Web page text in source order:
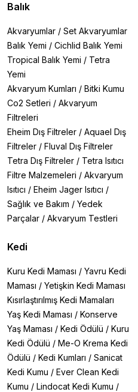
Balık
Akvaryumlar / Set Akvaryumlar
Balık Yemi / Cichlid Balık Yemi
Tropical Balık Yemi / Tetra
Yemi
Akvaryum Kumları / Bitki Kumu
Co2 Setleri / Akvaryum
Filtreleri
Eheim Dış Filtreler / Aquael Dış
Filtreler / Fluval Dış Filtreler
Tetra Dış Filtreler / Tetra Isıtıcı
Filtre Malzemeleri / Akvaryum
Isıtıcı / Eheim Jager Isıtıcı /
Sağlık ve Bakım / Yedek
Parçalar / Akvaryum Testleri
Kedi
Kuru Kedi Maması / Yavru Kedi
Maması / Yetişkin Kedi Maması
Kısırlaştırılmış Kedi Mamaları
Yaş Kedi Maması / Konserve
Yaş Maması / Kedi Ödülü / Kuru
Kedi Ödülü / Me-O Krema Kedi
Ödülü / Kedi Kumları / Sanicat
Kedi Kumu / Ever Clean Kedi
Kumu / Lindocat Kedi Kumu /